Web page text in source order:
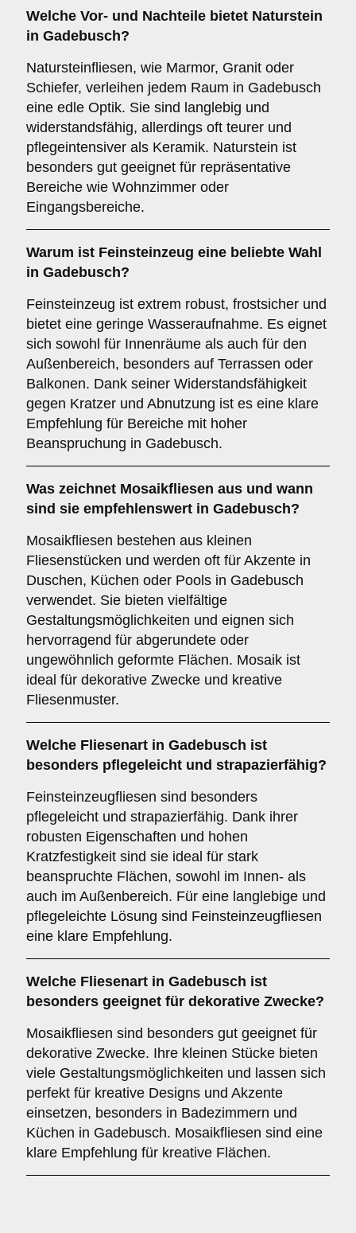
Welche Vor- und Nachteile bietet Naturstein
in Gadebusch?
Natursteinfliesen, wie Marmor, Granit oder
Schiefer, verleihen jedem Raum in Gadebusch
eine edle Optik. Sie sind langlebig und
widerstandsfähig, allerdings oft teurer und
pflegeintensiver als Keramik. Naturstein ist
besonders gut geeignet für repräsentative
Bereiche wie Wohnzimmer oder
Eingangsbereiche.
Warum ist Feinsteinzeug eine beliebte Wahl
in Gadebusch?
Feinsteinzeug ist extrem robust, frostsicher und
bietet eine geringe Wasseraufnahme. Es eignet
sich sowohl für Innenräume als auch für den
Außenbereich, besonders auf Terrassen oder
Balkonen. Dank seiner Widerstandsfähigkeit
gegen Kratzer und Abnutzung ist es eine klare
Empfehlung für Bereiche mit hoher
Beanspruchung in Gadebusch.
Was zeichnet Mosaikfliesen aus und wann
sind sie empfehlenswert in Gadebusch?
Mosaikfliesen bestehen aus kleinen
Fliesenstücken und werden oft für Akzente in
Duschen, Küchen oder Pools in Gadebusch
verwendet. Sie bieten vielfältige
Gestaltungsmöglichkeiten und eignen sich
hervorragend für abgerundete oder
ungewöhnlich geformte Flächen. Mosaik ist
ideal für dekorative Zwecke und kreative
Fliesenmuster.
Welche Fliesenart in Gadebusch ist
besonders pflegeleicht und strapazierfähig?
Feinsteinzeugfliesen sind besonders
pflegeleicht und strapazierfähig. Dank ihrer
robusten Eigenschaften und hohen
Kratzfestigkeit sind sie ideal für stark
beanspruchte Flächen, sowohl im Innen- als
auch im Außenbereich. Für eine langlebige und
pflegeleichte Lösung sind Feinsteinzeugfliesen
eine klare Empfehlung.
Welche Fliesenart in Gadebusch ist
besonders geeignet für dekorative Zwecke?
Mosaikfliesen sind besonders gut geeignet für
dekorative Zwecke. Ihre kleinen Stücke bieten
viele Gestaltungsmöglichkeiten und lassen sich
perfekt für kreative Designs und Akzente
einsetzen, besonders in Badezimmern und
Küchen in Gadebusch. Mosaikfliesen sind eine
klare Empfehlung für kreative Flächen.